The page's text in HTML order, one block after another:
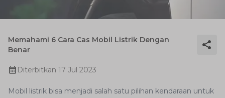
Memahami 6 Cara Cas Mobil Listrik Dengan
Benar
Diterbitkan 17 Jul 2023
Mobil listrik bisa menjadi salah satu pilihan kendaraan untuk